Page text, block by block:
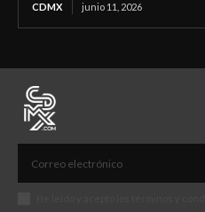
CDMX junio 11, 2026